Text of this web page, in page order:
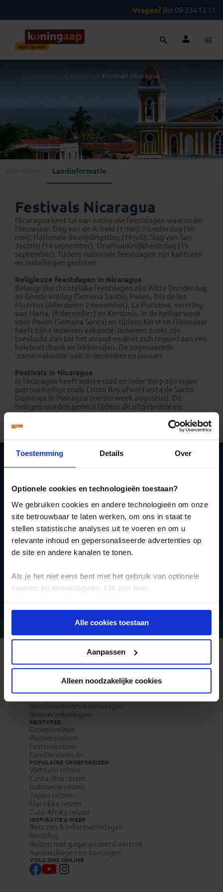
Toestemming Details Over
Optionele cookies en technologieën toestaan?
We gebruiken cookies en andere technologieën om onze
site betrouwbaar te laten werken, om ons in staat te
stellen statistische analyses uit te voeren en om u
relevante inhoud en gepersonaliseerde advertenties op
de site en andere kanalen te tonen.
Als je het niet eens bent met het gebruik van optionele
cookies en technologieën, klik dan hier .
Je kunt je selectie in de instellingen aanpassen of deze
onder aan de pagina op elk gewenst moment voor de
toekomst wijzigen.Alle cookies toestaan
Aanpassen
Alleen noodzakelijke cookies
Vragen? Bel 09-234 13 11
Festivals Nicaragua
Landinformatie
Festivals Nicaragua
Nicaragua kent tal van nationale feestdagen waaronder
Nieuwjaar, Dag van de Arbeid (1 mei); Moederdag (30
mei); Nationale Bevrijdingsdag (19 juli); Slag van San
Jacinto (14 september), Onafhankelijkheidsdag (15
september). Tijdens nationale feestdagen zijn kantoren
en instellingen gesloten.
Religieuze feestdagen in Nicaragua
Belangrijke christelijke feestdagen zijn Witte Donderdag
en Goede vrijdag (Semana Santa), Pasen, Día de los
Muertos (Allerzielen 2 november), La Purísima, verering
van Maria, (8 december) en Kerstmis. In de heilige week
voor Pasen (Semana Santa) en tijdens Kerst en Nieuwjaar
heeft bijna iedereen vakantie. Iedereen zoekt zijn
toevlucht dan tot het strand en doet zich tegoed aan een
heleboel drank en lekkernijen. De zogenaamde
‘zomervakantie’ valt in december en januari.
Festivals in Nicaragua
In Nicaragua heeft iedere stad en ieder dorp zijn eigen
patroonheilige zoals Cristo Rey ofwel Fiesta de Santo
Domingo in Managua (eerste week augustus). De
heiligen worden geëerd tijdens de uitgebreide en
uitbundige fiestas patronales met processies,
hanengevechten, concerten en parades.
Ja, ik meld me aan
voor de wekelijkse
nieuwsbrief
Inschrijven
Vragen?Bel 09-234 13 11
REIZEN MET KONING AAP
Waarom Koning Aap?
Bestemmingen
Duurzaam toerisme
Reisdocumenten aanvragen
Reisverzekeringen
REISTYPES
Groepsreizen
Pioniersreizen
Festivalreizen
Familiereizen 6+
POPULAIRE GROEPSREIZEN
Vietnam reizen
Costa Rica reizen
Indonesie reizen
Japan reizen
Marokko reizen
Zuid-Afrika reizen
INSPIRATIE & MEER
Beurzen & informatiedagen
Reisblog
Reizen met gegarandeerd vertrek
Aanbiedingen en kortingen
VOLG ONS ONLINE